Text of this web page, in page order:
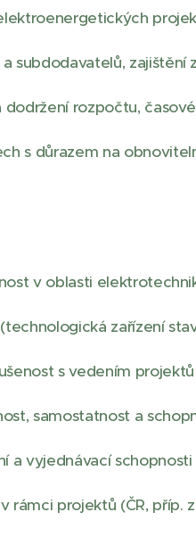
subdodavatelů, zajištění
rozpočtu,
s důrazem na
v oblasti
zařízení
s vedením
samostatnost a
a vyjednávací schopnosti
rámci projektů (ČR, příp.